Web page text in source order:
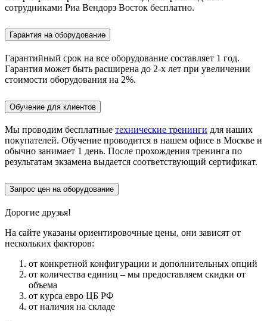
сотрудниками Риа Вендорз Восток бесплатно.
Гарантия на оборудование
Гарантийный срок на все оборудование составляет 1 год.
Гарантия может быть расширена до 2-х лет при увеличении
стоимости оборудования на 2%.
Обучение для клиентов
Мы проводим бесплатные технические тренинги для наших
покупателей. Обучение проводится в нашем офисе в Москве и
обычно занимает 1 день. После прохождения тренинга по
результатам экзамена выдается соответствующий сертификат.
Запрос цен на оборудование
Дорогие друзья!
На сайте указаны ориентировочные цены, они зависят от
нескольких факторов:
от конкретной конфигурации и дополнительных опций
от количества единиц – мы предоставляем скидки от
объема
от курса евро ЦБ РФ
от наличия на складе